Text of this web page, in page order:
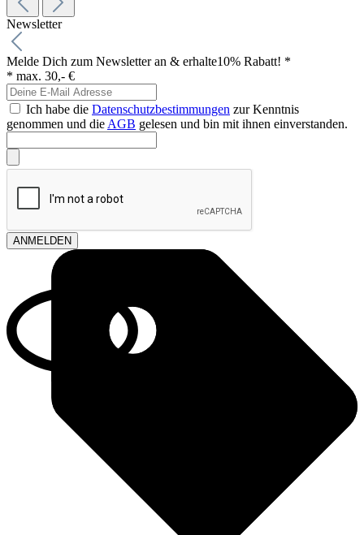
Newsletter
Melde Dich zum Newsletter an & erhalte10% Rabatt! *
* max. 30,- €
Ich habe die Datenschutzbestimmungen zur Kenntnis
genommen und die AGB gelesen und bin mit ihnen einverstanden.
ANMELDEN